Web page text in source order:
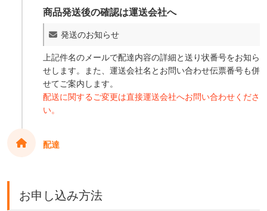
商品発送後の確認は運送会社へ
発送のお知らせ
上記件名のメールで配達内容の詳細と送り状番号をお知ら
せします。また、運送会社名とお問い合わせ伝票番号も併
せてご案内します。
配送に関するご変更は直接運送会社へお問い合わせくださ
い。
配達
お申し込み方法